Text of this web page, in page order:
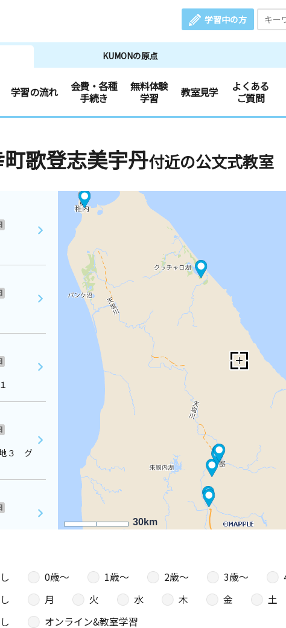
学習中の方
KUMONの原点
学習の流れ
会費・各種
手続き
無料体験
学習
教室見学
よくある
ご質問
歌登志美宇丹付近の公文式教室
30km
地３ グ
0歳〜 1歳〜 2歳〜 3歳〜
月 火 水 木 金
土
オンライン&教室学習